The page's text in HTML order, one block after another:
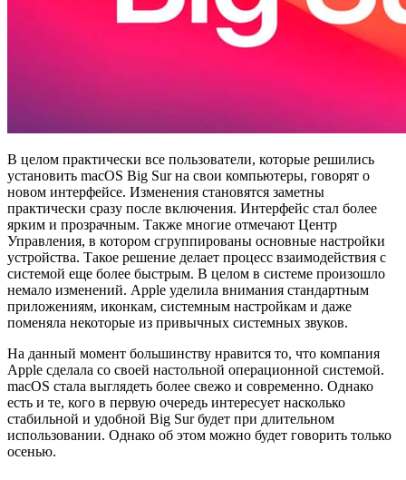
В целом практически все пользователи, которые решились
установить macOS Big Sur на свои компьютеры, говорят о
новом интерфейсе. Изменения становятся заметны
практически сразу после включения. Интерфейс стал более
ярким и прозрачным. Также многие отмечают Центр
Управления, в котором сгруппированы основные настройки
устройства. Такое решение делает процесс взаимодействия с
системой еще более быстрым. В целом в системе произошло
немало изменений. Apple уделила внимания стандартным
приложениям, иконкам, системным настройкам и даже
поменяла некоторые из привычных системных звуков.
На данный момент большинству нравится то, что компания
Apple сделала со своей настольной операционной системой.
macOS стала выглядеть более свежо и современно. Однако
есть и те, кого в первую очередь интересует насколько
стабильной и удобной Big Sur будет при длительном
использовании. Однако об этом можно будет говорить только
осенью.